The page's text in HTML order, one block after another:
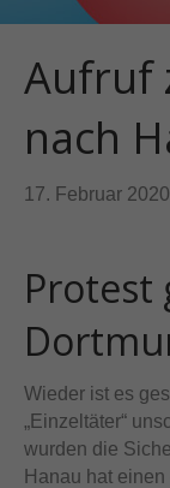
Aufruf
nach
17. Februar 2020
Protest
Wieder ist es
„Einzeltäter“
wurden die
Hanau hat